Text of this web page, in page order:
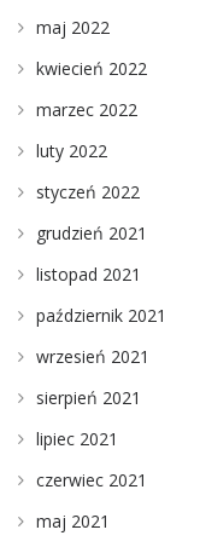
maj 2022
kwiecień 2022
marzec 2022
luty 2022
styczeń 2022
grudzień 2021
listopad 2021
październik 2021
wrzesień 2021
sierpień 2021
lipiec 2021
czerwiec 2021
maj 2021